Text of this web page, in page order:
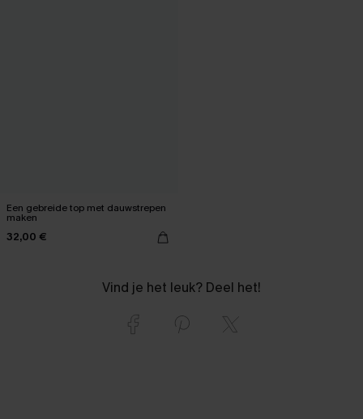
Een gebreide top met dauwstrepen
maken
32,00 €
Vind je het leuk? Deel het!